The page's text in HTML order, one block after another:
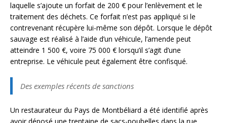
laquelle s’ajoute un forfait de 200 € pour l’enlèvement et le
traitement des déchets. Ce forfait n’est pas appliqué si le
contrevenant récupère lui-même son dépôt. Lorsque le dépôt
sauvage est réalisé à l’aide d’un véhicule, l’amende peut
atteindre 1 500 €, voire 75 000 € lorsqu’il s’agit d’une
entreprise. Le véhicule peut également être confisqué.
Des exemples récents de sanctions
Un restaurateur du Pays de Montbéliard a été identifié après